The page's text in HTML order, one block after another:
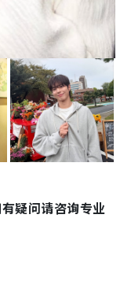
疑问请咨询专业